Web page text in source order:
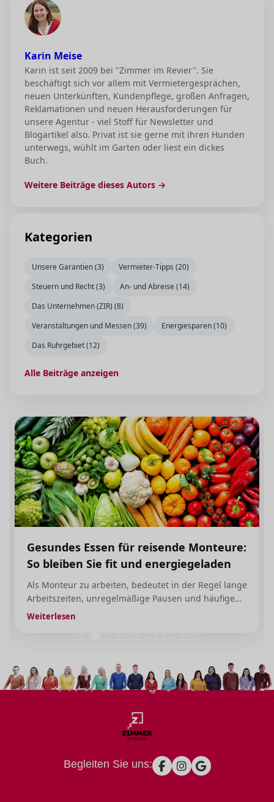
Karin Meise
Karin ist seit 2009 bei "Zimmer im Revier". Sie
beschäftigt sich vor allem mit Vermietergesprächen,
neuen Unterkünften, Kundenpflege, großen Anfragen,
Reklamationen und neuen Herausforderungen für
unsere Agentur - viel Stoff für Newsletter und
Blogartikel also. Privat ist sie gerne mit ihren Hunden
unterwegs, wühlt im Garten oder liest ein dickes
Buch.
Weitere Beiträge dieses Autors →
Kategorien
Unsere Garantien (3)
Vermieter-Tipps (20)
Steuern und Recht (3)
An- und Abreise (14)
Das Unternehmen (ZIR) (8)
Veranstaltungen und Messen (39)
Energiesparen (10)
Das Ruhrgebiet (12)
Alle Beiträge anzeigen
Gesundes Essen für reisende Monteure:
So bleiben Sie fit und energiegeladen
Als Monteur zu arbeiten, bedeutet in der Regel lange
Arbeitszeiten, unregelmäßige Pausen und häufige
Reisen. Da bleibt die gesunde Ernährung oft auf der
Weiterlesen
Begleiten Sie uns: